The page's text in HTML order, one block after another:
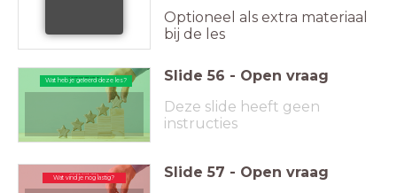
Optioneel als extra materiaal
bij de les
Wat heb je geleerd deze les? Slide 56 - Open vraag
Deze slide heeft geen
instructies
Wat vind je nog lastig? Slide 57 - Open vraag